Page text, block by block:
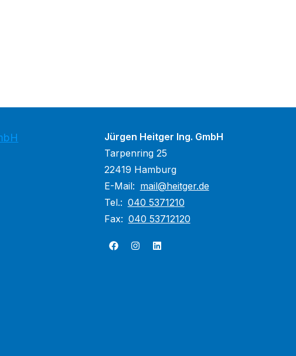
Jürgen Heitger Ing. GmbH
Tarpenring 25
22419 Hamburg
E-Mail: mail@heitger.de
Tel.: 040 5371210
Fax: 040 53712120